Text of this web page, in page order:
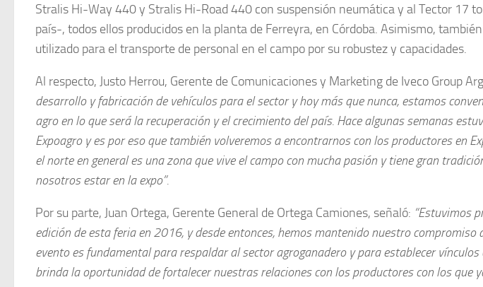
Stralis Hi-Way 440 y Stralis Hi-Road 440 con suspensión neumática y al Tector 17
país-, todos ellos producidos en la planta de Ferreyra, en Córdoba. Asimismo,
utilizado para el transporte de personal en el campo por su robustez y capacidades.
Al respecto, Justo Herrou, Gerente de Comunicaciones y Marketing de Iveco Group
desarrollo y fabricación de vehículos para el sector y hoy más que nunca, estamos
agro en lo que será la recuperación y el crecimiento del país. Hace algunas semanas
Expoagro y es por eso que también volveremos a encontrarnos con los productores en
el norte en general es una zona que vive el campo con mucha pasión y tiene gran
nosotros estar en la expo”.
Por su parte, Juan Ortega, Gerente General de Ortega Camiones, señaló: “Estuvimos
edición de esta feria en 2016, y desde entonces, hemos mantenido nuestro compromiso
evento es fundamental para respaldar al sector agroganadero y para establecer vínculos
brinda la oportunidad de fortalecer nuestras relaciones con los productores con los que